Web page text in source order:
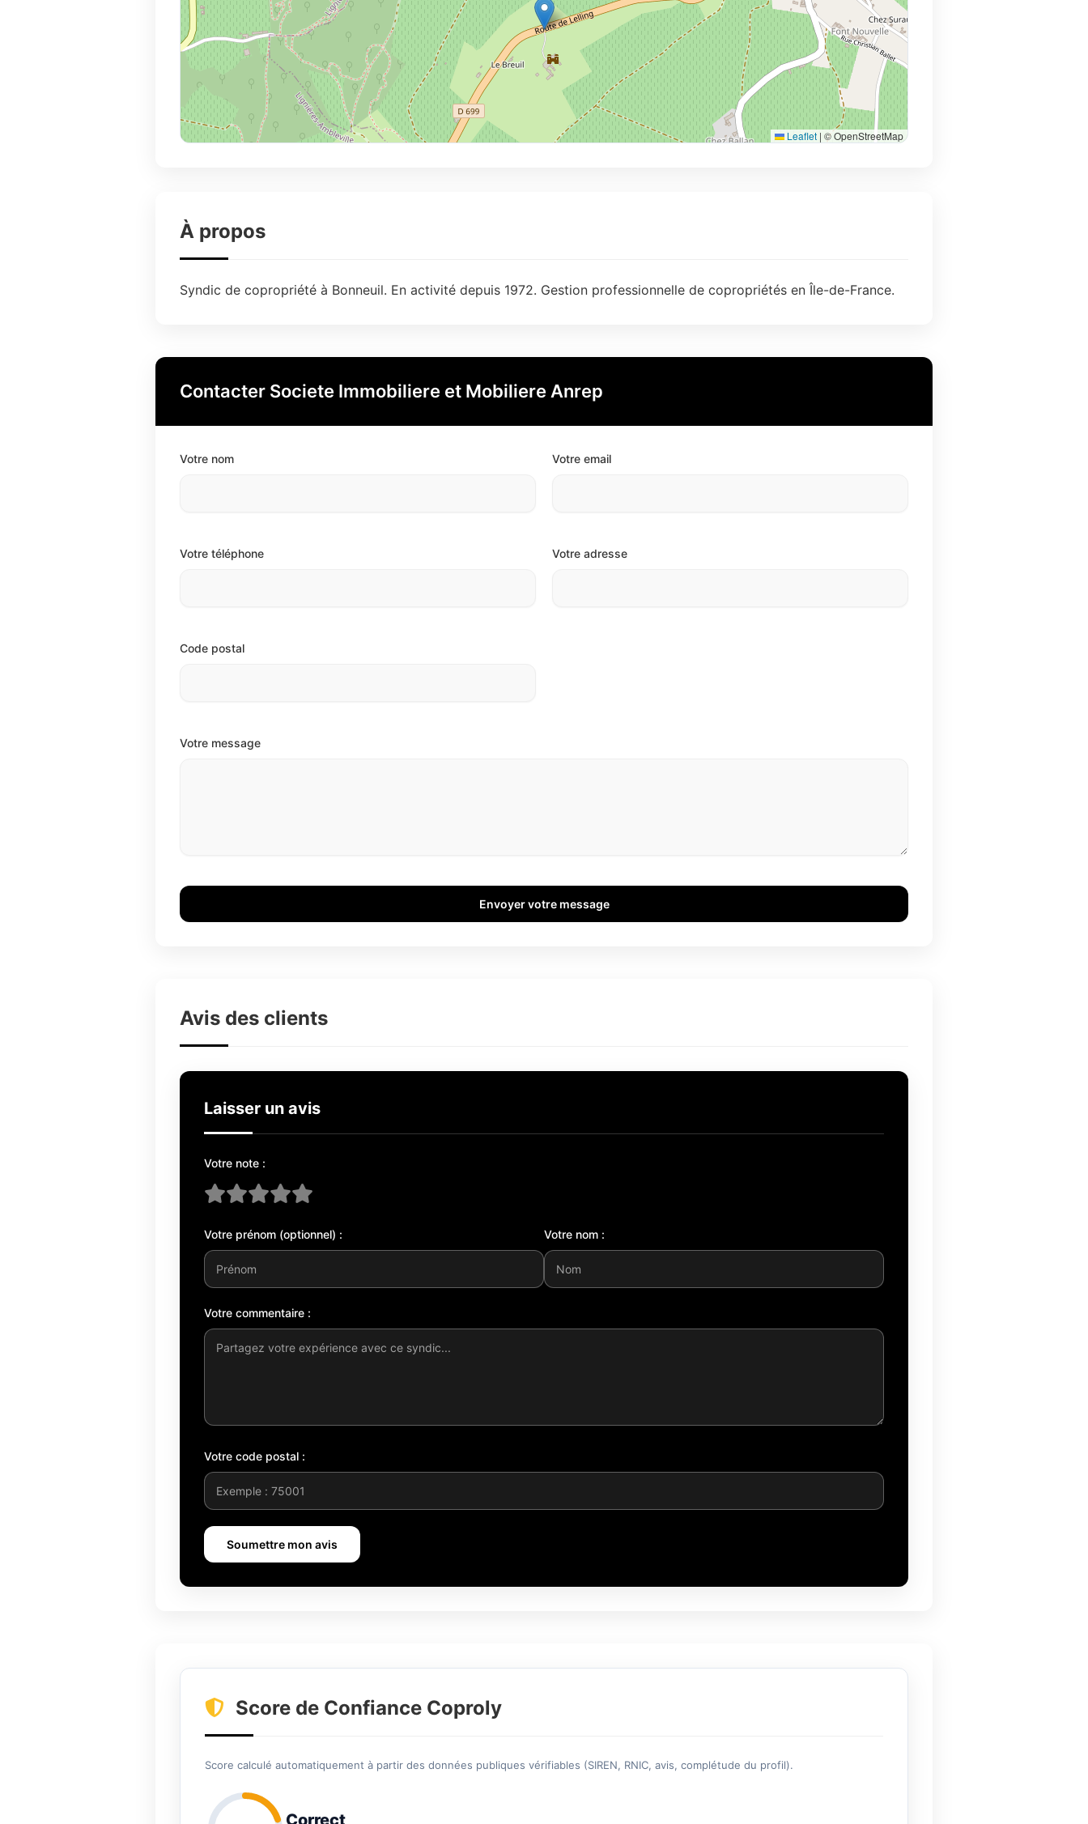
Leaflet | © OpenStreetMap
À propos
Syndic de copropriété à Bonneuil. En activité depuis 1972. Gestion professionnelle de copropriétés en Île-de-France.
Contacter Societe Immobiliere et Mobiliere Anrep
Votre nom Votre email
Votre téléphone Votre adresse
Code postal
Votre message
Envoyer votre message
Avis des clients
Laisser un avis
Votre note :
Votre prénom (optionnel) : Votre nom :
Votre commentaire :
Votre code postal :
Soumettre mon avis
Score de Confiance Coproly
Score calculé automatiquement à partir des données publiques vérifiables (SIREN, RNIC, avis, complétude du profil).
Correct